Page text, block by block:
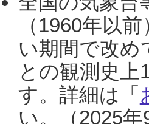
（1960年以
い期間で改め
との観測史
す。詳細は「
い。（2025年